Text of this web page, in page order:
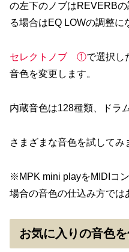
の左下のノブはREVERB
る場合はEQ LOWの調整に
セレクトノブ ①で選択し
音色を変更します。
内蔵音色は128種類、ドラ
さまざまな音色を試してみ
※MPK mini playをMIDIコ
場合の音色の仕込み方では
お気に入りの音色